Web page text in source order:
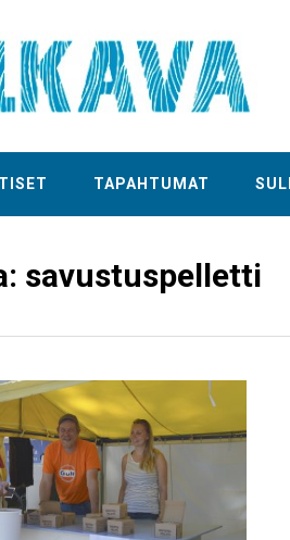
TAPAHTUMAT
savustuspelletti